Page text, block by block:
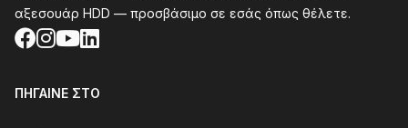
αξεσουάρ HDD — προσβάσιμο σε εσάς όπως θέλετε.
Facebook
Instagram
YouTube
LinkedIn
ΠΉΓΑΙΝΕ ΣΤΟ